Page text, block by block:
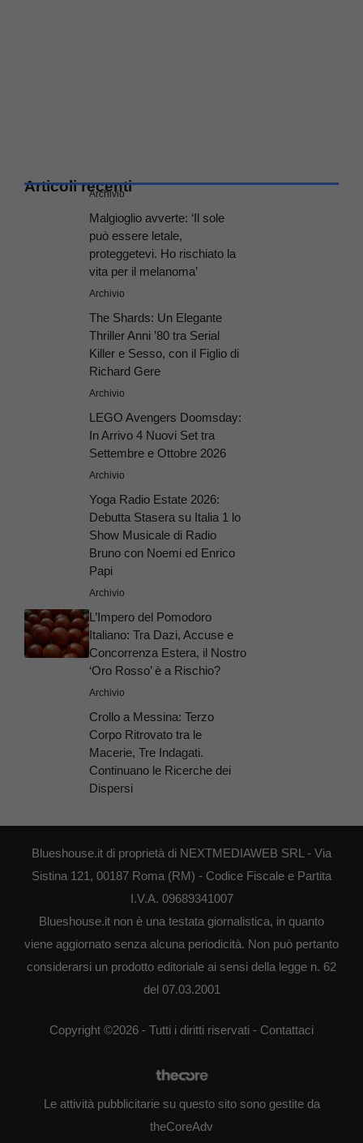
Articoli recenti
Archivio
Malgioglio avverte: ‘Il sole
può essere letale,
proteggetevi. Ho rischiato la
vita per il melanoma’
Archivio
The Shards: Un Elegante
Thriller Anni ’80 tra Serial
Killer e Sesso, con il Figlio di
Richard Gere
Archivio
LEGO Avengers Doomsday:
In Arrivo 4 Nuovi Set tra
Settembre e Ottobre 2026
Archivio
Yoga Radio Estate 2026:
Debutta Stasera su Italia 1 lo
Show Musicale di Radio
Bruno con Noemi ed Enrico
Papi
Archivio
L’Impero del Pomodoro
Italiano: Tra Dazi, Accuse e
Concorrenza Estera, il Nostro
‘Oro Rosso’ è a Rischio?
Archivio
Crollo a Messina: Terzo
Corpo Ritrovato tra le
Macerie, Tre Indagati.
Continuano le Ricerche dei
Dispersi
Blueshouse.it di proprietà di NEXTMEDIAWEB SRL - Via
Sistina 121, 00187 Roma (RM) - Codice Fiscale e Partita
I.V.A. 09689341007
Blueshouse.it non è una testata giornalistica, in quanto
viene aggiornato senza alcuna periodicità. Non può pertanto
considerarsi un prodotto editoriale ai sensi della legge n. 62
del 07.03.2001
Copyright ©2026 - Tutti i diritti riservati - Contattaci
Le attività pubblicitarie su questo sito sono gestite da
theCoreAdv